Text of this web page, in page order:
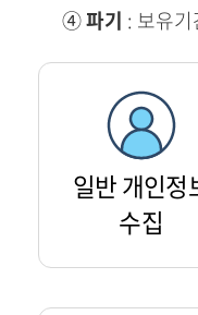
④파기 : 보유
일반 개인정
수집